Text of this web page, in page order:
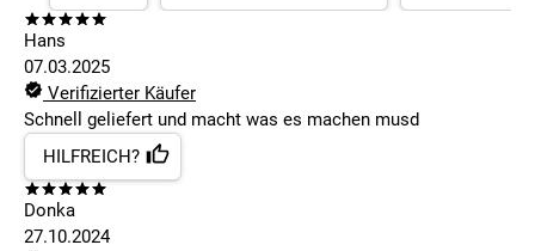
Hans
07.03.2025
Verifizierter Käufer
Schnell geliefert und macht was es machen musd
HILFREICH?
Donka
27.10.2024